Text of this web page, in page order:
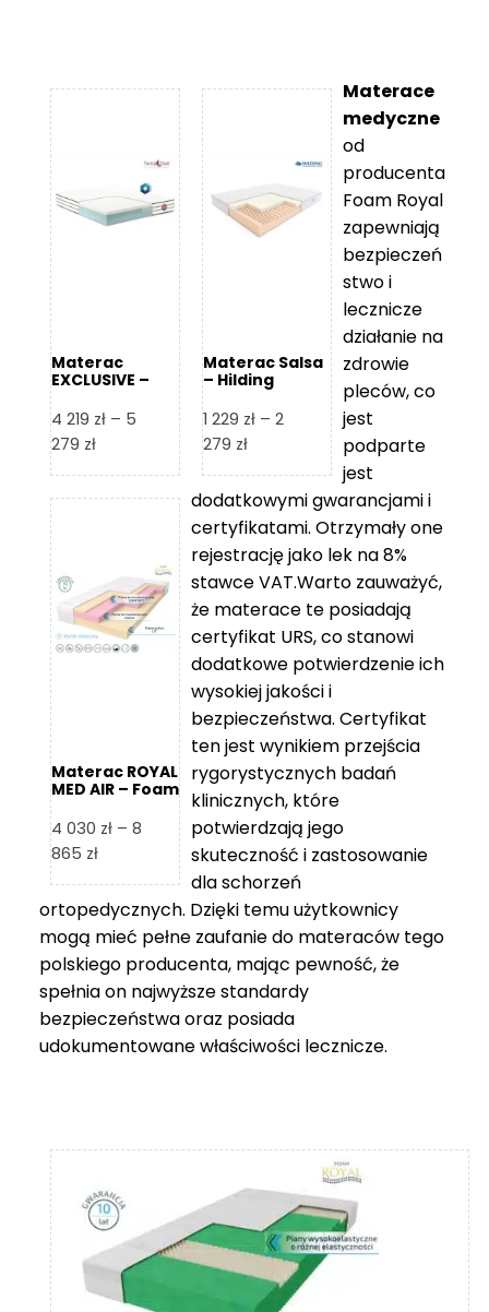
Materac
EXCLUSIVE –
4 219 zł – 5
279 złZakres
od
5
279 zł
Materac Salsa
– Hilding
1 229 zł – 2
279 złZakres
od
1
229 zł
do
2
279 zł
Materac ROYAL
MED AIR – Foam
4 030 zł – 8
865 złZakres
od
do
8
865 zł
Materace
medyczne
od
producenta
Foam Royal
zapewniają
bezpieczeń
stwo i
lecznicze
działanie na
zdrowie
pleców, co
jest
podparte
jest
dodatkowymi gwarancjami i
certyfikatami. Otrzymały one
rejestrację jako lek na 8%
stawce VAT.Warto zauważyć,
że materace te posiadają
certyfikat URS, co stanowi
dodatkowe potwierdzenie ich
wysokiej jakości i
bezpieczeństwa. Certyfikat
ten jest wynikiem przejścia
rygorystycznych badań
klinicznych, które
potwierdzają jego
skuteczność i zastosowanie
dla schorzeń
ortopedycznych. Dzięki temu użytkownicy
mogą mieć pełne zaufanie do materaców tego
polskiego producenta, mając pewność, że
spełnia on najwyższe standardy
bezpieczeństwa oraz posiada
udokumentowane właściwości lecznicze.